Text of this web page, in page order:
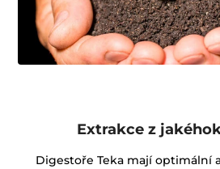
Extrakce z
Digestoře Teka mají optimální